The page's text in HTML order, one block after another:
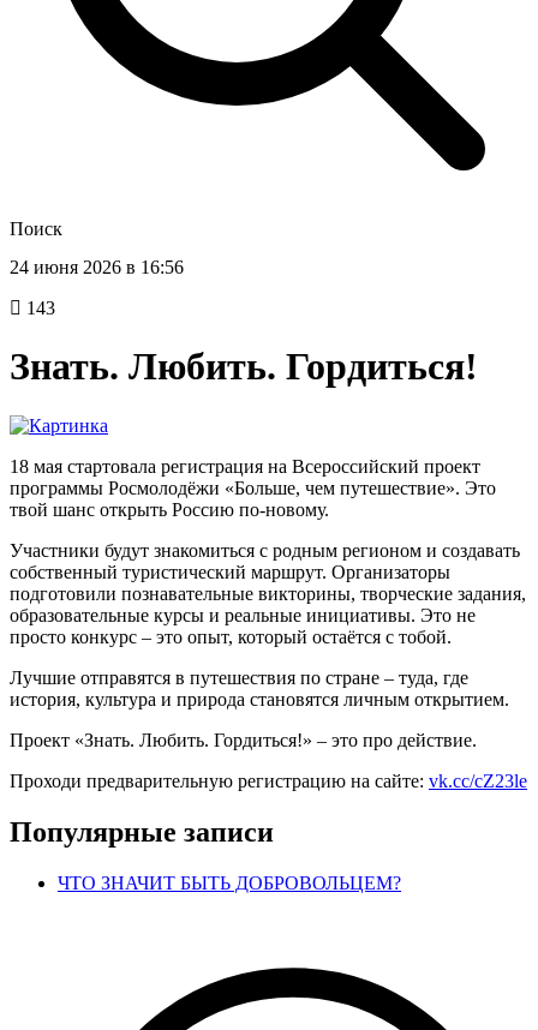
Поиск
24 июня 2026 в 16:56
143
Знать. Любить. Гордиться!
18 мая стартовала регистрация на Всероссийский проект
программы Росмолодёжи «Больше, чем путешествие». Это
твой шанс открыть Россию по-новому.
Участники будут знакомиться с родным регионом и создавать
собственный туристический маршрут. Организаторы
подготовили познавательные викторины, творческие задания,
образовательные курсы и реальные инициативы. Это не
просто конкурс – это опыт, который остаётся с тобой.
Лучшие отправятся в путешествия по стране – туда, где
история, культура и природа становятся личным открытием.
Проект «Знать. Любить. Гордиться!» – это про действие.
Проходи предварительную регистрацию на сайте: vk.cc/cZ23le
Популярные записи
ЧТО ЗНАЧИТ БЫТЬ ДОБРОВОЛЬЦЕМ?